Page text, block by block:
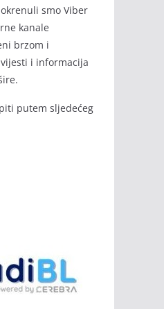
smo Viber
kanale
brzom i
i informacija
putem sljedećeg